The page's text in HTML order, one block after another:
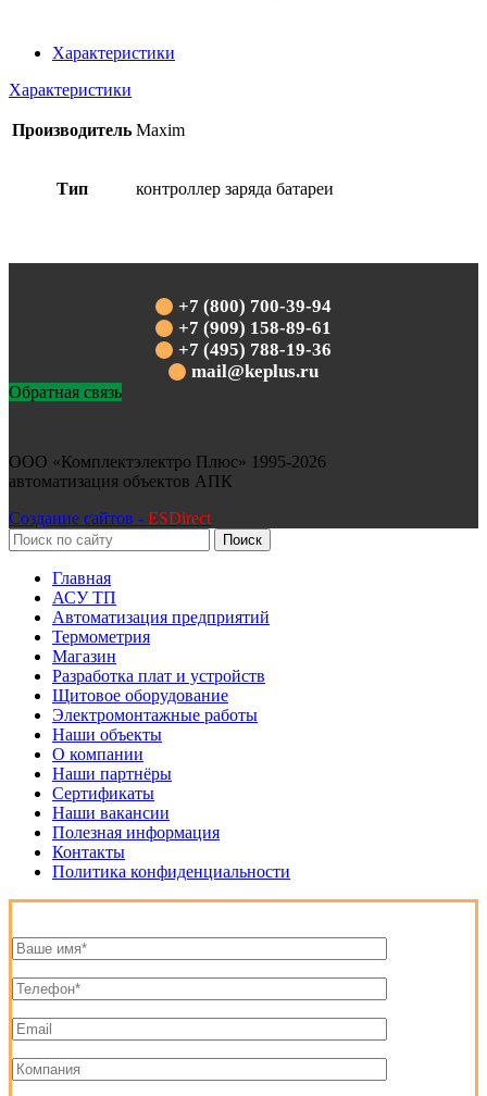
Характеристики
Характеристики
Производитель Maxim
Тип контроллер заряда батареи
+7 (800) 700-39-94
+7 (909) 158-89-61
+7 (495) 788-19-36
mail@keplus.ru
Обратная связь
ООО «Комплектэлектро Плюс» 1995-2026
автоматизация объектов АПК
Создание сайтов - ESDirect
Поиск
Главная
АСУ ТП
Автоматизация предприятий
Термометрия
Магазин
Разработка плат и устройств
Щитовое оборудование
Электромонтажные работы
Наши объекты
О компании
Наши партнёры
Сертификаты
Наши вакансии
Полезная информация
Контакты
Политика конфиденциальности